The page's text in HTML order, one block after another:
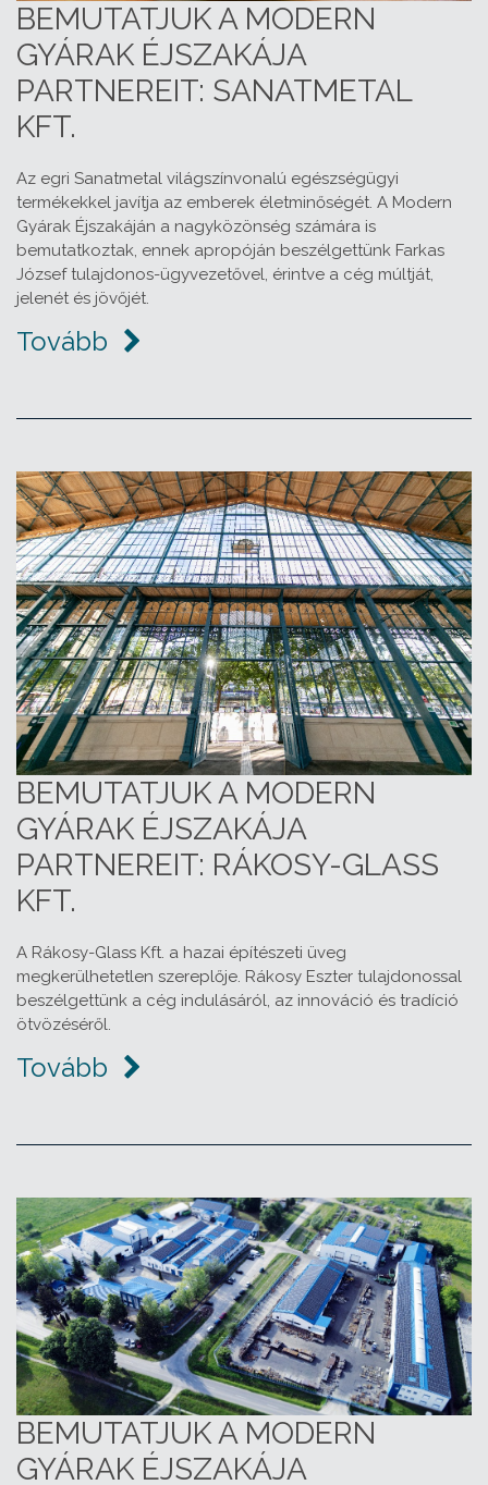
BEMUTATJUK A MODERN
GYÁRAK ÉJSZAKÁJA
PARTNEREIT: SANATMETAL
KFT.
Az egri Sanatmetal világszínvonalú egészségügyi
termékekkel javítja az emberek életminőségét. A Modern
Gyárak Éjszakáján a nagyközönség számára is
bemutatkoztak, ennek apropóján beszélgettünk Farkas
József tulajdonos-ügyvezetővel, érintve a cég múltját,
jelenét és jövőjét.
Tovább
BEMUTATJUK A MODERN
GYÁRAK ÉJSZAKÁJA
PARTNEREIT: RÁKOSY-GLASS
KFT.
A Rákosy-Glass Kft. a hazai építészeti üveg
megkerülhetetlen szereplője. Rákosy Eszter tulajdonossal
beszélgettünk a cég indulásáról, az innováció és tradíció
ötvözéséről.
Tovább
BEMUTATJUK A MODERN
GYÁRAK ÉJSZAKÁJA